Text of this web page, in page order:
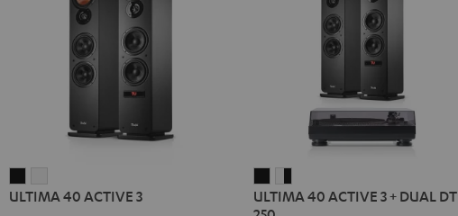
40 40
ULTIMA 40 ACTIVE 3
40 40
ULTIMA 40 ACTIVE 3 + DUAL DT